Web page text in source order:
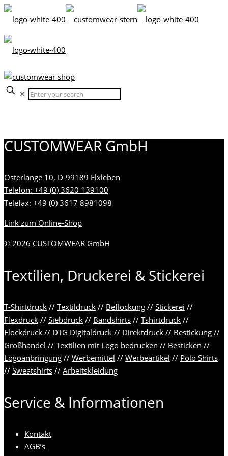
✕
CUSTOMWEAR GmbH
Osterlange 10, D-99189 Elxleben
Telefon: +49 (0) 3620 139100
Telefax: +49 (0) 3617 8981098
Link zum Online-Shop
© 2026 CUSTOMWEAR GmbH
Textilien, Druckerei & Stickerei
T-Shirtdruck // Textildruck // Beflockung // Stickerei //
Flexdruck // Siebdruck // Bandshirts // Tshirtdruck //
Flockdruck // DTG Digitaldruck // Direktdruck // Bestickung //
Großhandel // Textilien mit Logo bedrucken // Besticken //
Logoanbringung // Werbemittel // Werbeartikel // Polo Shirts
// Sweatshirts // Arbeitskleidung
Service & Informationen
Kontakt
AGB’s